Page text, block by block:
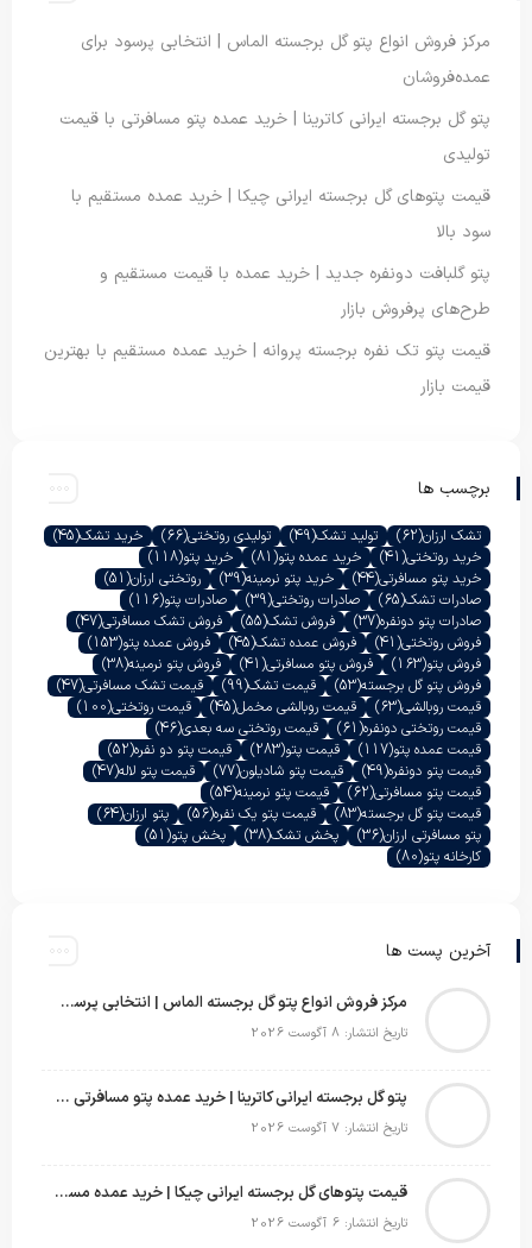
مرکز فروش انواع پتو گل برجسته الماس | انتخابی پرسود برای
عمده‌فروشان
پتو گل برجسته ایرانی کاترینا | خرید عمده پتو مسافرتی با قیمت
تولیدی
قیمت پتوهای گل برجسته ایرانی چیکا | خرید عمده مستقیم با
سود بالا
پتو گلبافت دونفره جدید | خرید عمده با قیمت مستقیم و
طرح‌های پرفروش بازار
قیمت پتو تک نفره برجسته پروانه | خرید عمده مستقیم با بهترین
قیمت بازار
برچسب ها
تشک ارزان(62) تولید تشک(49) تولیدی روتختی(66) خرید تشک(45)
خرید روتختی(41) خرید عمده پتو(81) خرید پتو(118)
خرید پتو مسافرتی(44) خرید پتو نرمینه(39) روتختی ارزان(51)
صادرات تشک(65) صادرات روتختی(39) صادرات پتو(116)
صادرات پتو دونفره(37) فروش تشک(55) فروش تشک مسافرتی(47)
فروش روتختی(41) فروش عمده تشک(45) فروش عمده پتو(153)
فروش پتو(163) فروش پتو مسافرتی(41) فروش پتو نرمینه(38)
فروش پتو گل برجسته(53) قیمت تشک(99) قیمت تشک مسافرتی(47)
قیمت روبالشی(63) قیمت روبالشی مخمل(45) قیمت روتختی(100)
قیمت روتختی دونفره(61) قیمت روتختی سه بعدی(46)
قیمت عمده پتو(117) قیمت پتو(283) قیمت پتو دو نفره(52)
قیمت پتو دونفره(49) قیمت پتو شادیلون(77) قیمت پتو لاله(47)
قیمت پتو مسافرتی(62) قیمت پتو نرمینه(54)
قیمت پتو گل برجسته(83) قیمت پتو یک نفره(56) پتو ارزان(64)
پتو مسافرتی ارزان(36) پخش تشک(38) پخش پتو(51)
کارخانه پتو(80)
آخرین پست ها
مرکز فروش انواع پتو گل برجسته الماس | انتخابی پرسود برای عمده‌فروشان
تاریخ انتشار: 8 آگوست 2026
پتو گل برجسته ایرانی کاترینا | خرید عمده پتو مسافرتی با قیمت تولیدی
تاریخ انتشار: 7 آگوست 2026
قیمت پتوهای گل برجسته ایرانی چیکا | خرید عمده مستقیم با سود بالا
تاریخ انتشار: 6 آگوست 2026